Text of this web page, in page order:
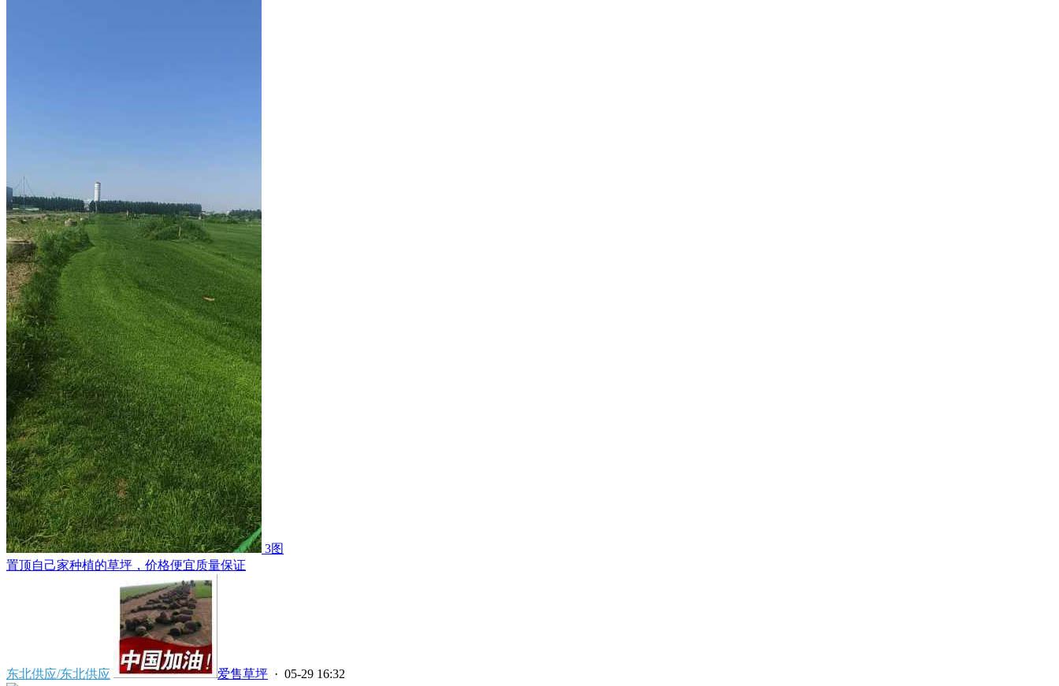
3图
置顶自己家种植的草坪，价格便宜质量保证
东北供应/东北供应 爱售草坪 · 05-29 16:32